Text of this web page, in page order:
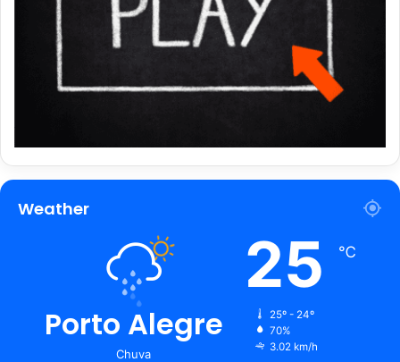
Weather
Porto Alegre
Chuva
25 ℃
25º - 24º
70%
3.02 km/h